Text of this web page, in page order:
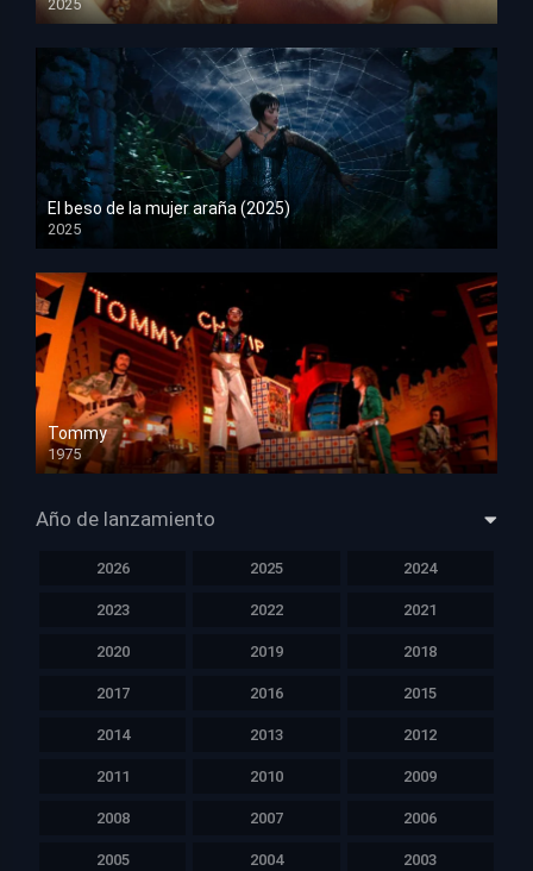
2025
HD 1080p
El beso de la mujer araña (2025)
2025
HD 1080p
Tommy
1975
HD 1080p
Año de lanzamiento
2026 2025 2024
2023 2022 2021
2020 2019 2018
2017 2016 2015
2014 2013 2012
2011 2010 2009
2008 2007 2006
2005 2004 2003